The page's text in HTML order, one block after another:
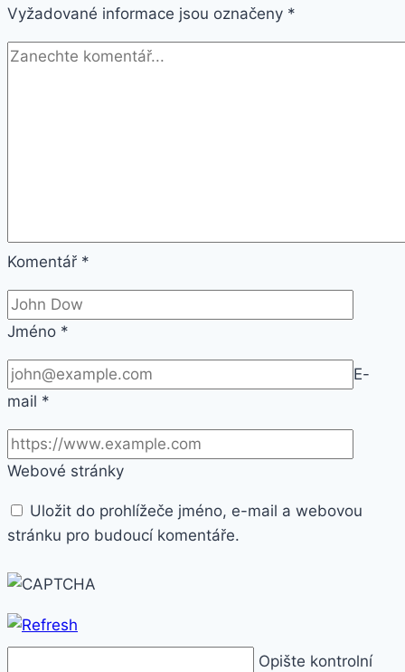
–
Gold
(MWHL2CN/A)
Vyžadované informace jsou označeny *
Komentář *
Jméno *
E-
mail *
Webové stránky
Uložit do prohlížeče jméno, e-mail a webovou
stránku pro budoucí komentáře.
Opište kontrolní